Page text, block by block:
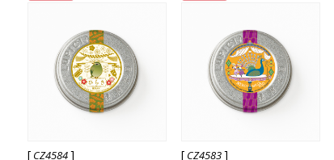
[ CZ4584] [ CZ4583]